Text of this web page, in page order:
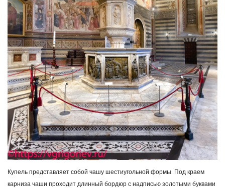
Купель представляет собой чашу шестиугольной формы. Под краем
карниза чаши проходит длинный бордюр с надписью золотыми буквами